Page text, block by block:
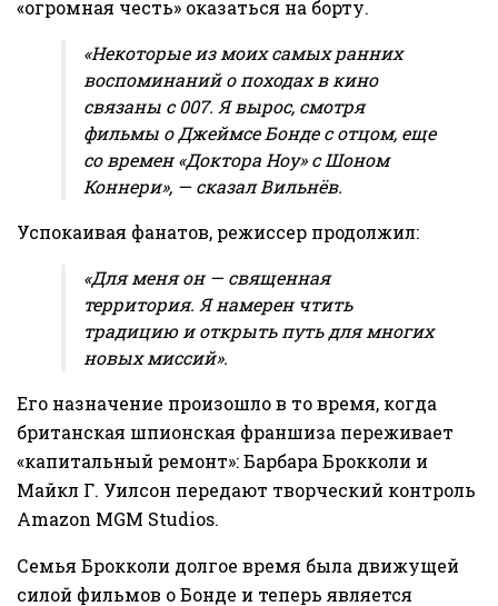
«огромная честь» оказаться на борту.
«Некоторые из моих самых ранних
воспоминаний о походах в кино
связаны с 007. Я вырос, смотря
фильмы о Джеймсе Бонде с отцом, еще
со времен «Доктора Ноу» с Шоном
Коннери», — сказал Вильнёв.
Успокаивая фанатов, режиссер продолжил:
«Для меня он — священная
территория. Я намерен чтить
традицию и открыть путь для многих
новых миссий».
Его назначение произошло в то время, когда
британская шпионская франшиза переживает
«капитальный ремонт»: Барбара Брокколи и
Майкл Г. Уилсон передают творческий контроль
Amazon MGM Studios.
Семья Брокколи долгое время была движущей
силой фильмов о Бонде и теперь является